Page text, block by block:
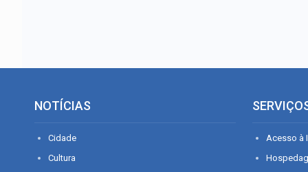
NOTÍCIAS
Cidade
Cultura
Acesso à